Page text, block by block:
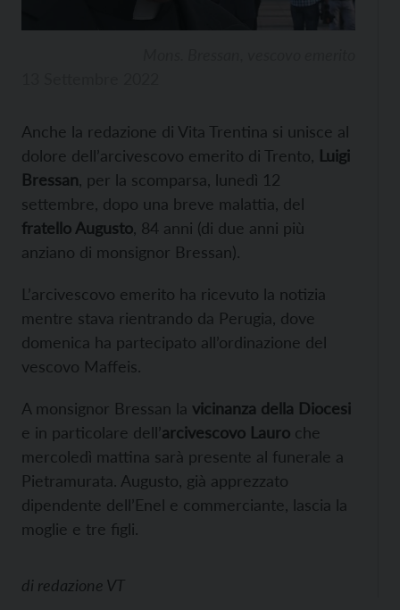
Anche la redazione di Vita Trentina si unisce al
dolore dell’arcivescovo emerito di Trento, Luigi
Bressan , per la scomparsa, lunedì 12
settembre, dopo una breve malattia, del
fratello Augusto , 84 anni (di due anni più
anziano di monsignor Bressan).
L’arcivescovo emerito ha ricevuto la notizia
mentre stava rientrando da Perugia, dove
domenica ha partecipato all’ordinazione del
vescovo Maffeis.
A monsignor Bressan la vicinanza della Diocesi
e in particolare dell’arcivescovo Lauro che
mercoledì mattina sarà presente al funerale a
Pietramurata. Augusto, già apprezzato
dipendente dell’Enel e commerciante, lascia la
moglie e tre figli.
di redazione VT